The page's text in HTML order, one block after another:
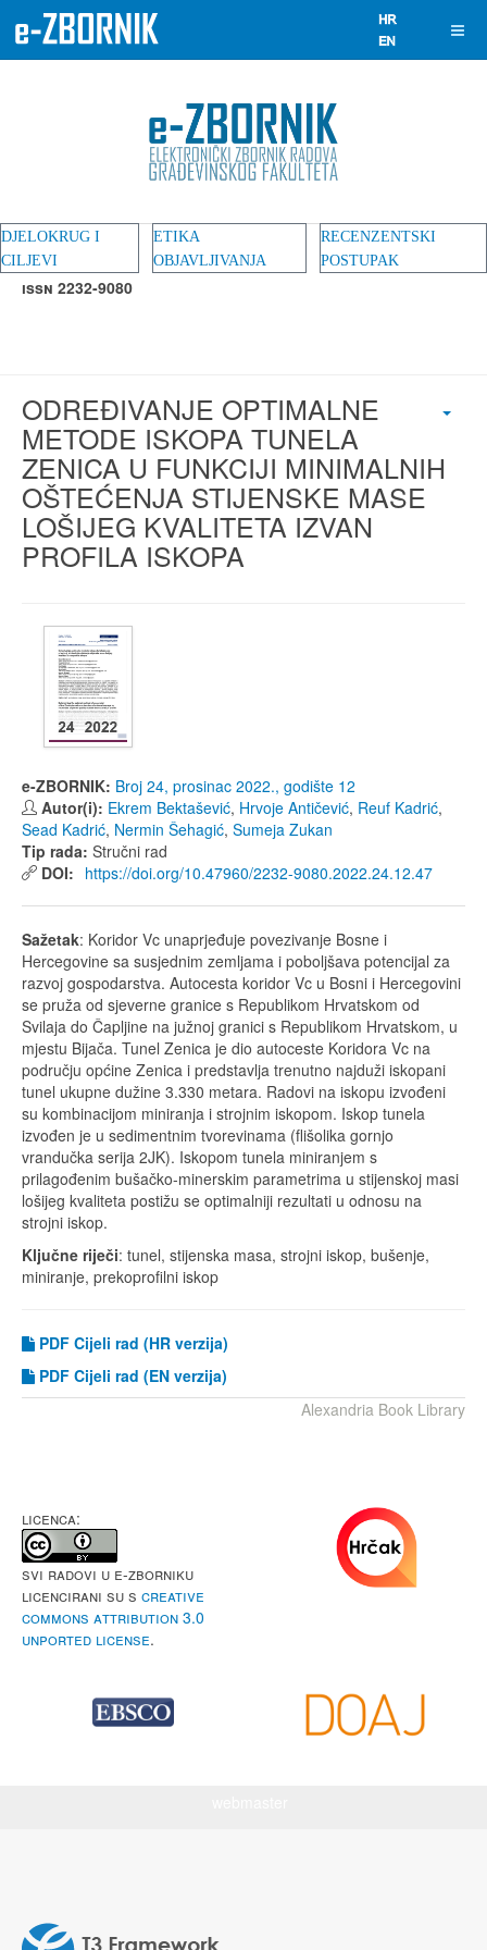
DJELOKRUG I
CILJEVI
ETIKA
OBJAVLJIVANJA
RECENZENTSKI
POSTUPAK
ISSN 2232-9080
ODREĐIVANJE OPTIMALNE
METODE ISKOPA TUNELA
ZENICA U FUNKCIJI MINIMALNIH
OŠTEĆENJA STIJENSKE MASE
LOŠIJEG KVALITETA IZVAN
PROFILA ISKOPA
e-ZBORNIK: Broj 24, prosinac 2022., godište 12
Autor(i): Ekrem Bektašević, Hrvoje Antičević, Reuf Kadrić,
Sead Kadrić, Nermin Šehagić, Sumeja Zukan
Tip rada: Stručni rad
DOI: https://doi.org/10.47960/2232-9080.2022.24.12.47
Sažetak: Koridor Vc unaprjeđuje povezivanje Bosne i
Hercegovine sa susjednim zemljama i poboljšava potencijal za
razvoj gospodarstva. Autocesta koridor Vc u Bosni i Hercegovini
se pruža od sjeverne granice s Republikom Hrvatskom od
Svilaja do Čapljine na južnoj granici s Republikom Hrvatskom, u
mjestu Bijača. Tunel Zenica je dio autoceste Koridora Vc na
području općine Zenica i predstavlja trenutno najduži iskopani
tunel ukupne dužine 3.330 metara. Radovi na iskopu izvođeni
su kombinacijom miniranja i strojnim iskopom. Iskop tunela
izvođen je u sedimentnim tvorevinama (flišolika gornjo
vrandučka serija 2JK). Iskopom tunela miniranjem s
prilagođenim bušačko-minerskim parametrima u stijenskoj masi
lošijeg kvaliteta postižu se optimalniji rezultati u odnosu na
strojni iskop.
Ključne riječi: tunel, stijenska masa, strojni iskop, bušenje,
miniranje, prekoprofilni iskop
PDF Cijeli rad (HR verzija)
PDF Cijeli rad (EN verzija)
Alexandria Book Library
LICENCA:
Svi radovi u e-Zborniku
licencirani su s Creative
Commons Attribution 3.0
Unported License.